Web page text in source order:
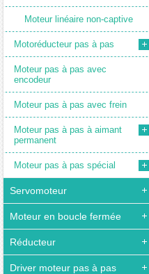
Moteur linéaire non-captive
Motoréducteur pas à pas
Moteur pas à pas avec
encodeur
Moteur pas à pas avec frein
Moteur pas à pas à aimant
permanent
Moteur pas à pas spécial
Servomoteur
Moteur en boucle fermée
Réducteur
Driver moteur pas à pas